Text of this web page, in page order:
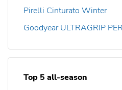
Pirelli Cinturato Winter
Goodyear ULTRAGRIP
Top 5 all-season